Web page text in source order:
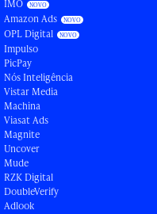
IMO
Amazon Ads
OPL Digital
Impulso
PicPay
Nós Inteligência
Vistar Media
Machina
Viasat Ads
Magnite
Uncover
Mude
RZK Digital
DoubleVerify
Adlook